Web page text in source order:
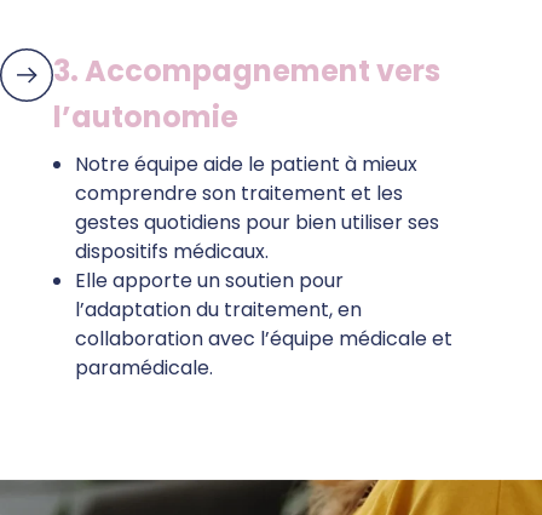
3. Accompagnement vers
l’autonomie
Notre équipe aide le patient à mieux
comprendre son traitement et les
gestes quotidiens pour bien utiliser ses
dispositifs médicaux.
Elle apporte un soutien pour
l’adaptation du traitement, en
collaboration avec l’équipe médicale et
paramédicale.